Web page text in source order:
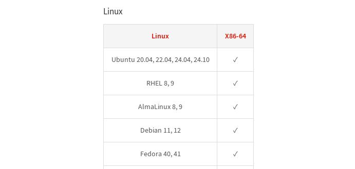
Linux
Linux X86-64
Ubuntu 20.04, 22.04, 24.04, 24.10 ✓
RHEL 8, 9 ✓
AlmaLinux 8, 9 ✓
Debian 11, 12 ✓
Fedora 40, 41 ✓